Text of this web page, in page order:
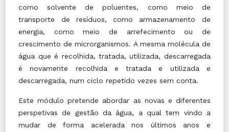
como solvente de poluentes, como meio de
transporte de resíduos, como armazenamento de
energia, como meio de arrefecimento ou de
crescimento de microrganismos. A mesma molécula de
água que é recolhida, tratada, utilizada, descarregada
é novamente recolhida e tratada e utilizada e
descarregada, num ciclo repetido vezes sem conta.
Este módulo pretende abordar as novas e diferentes
perspetivas de gestão da água, a qual tem vindo a
mudar de forma acelerada nos últimos anos e